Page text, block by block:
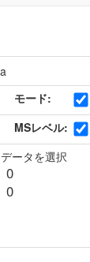
モード:
MSレベル:
ータを選択
0
0